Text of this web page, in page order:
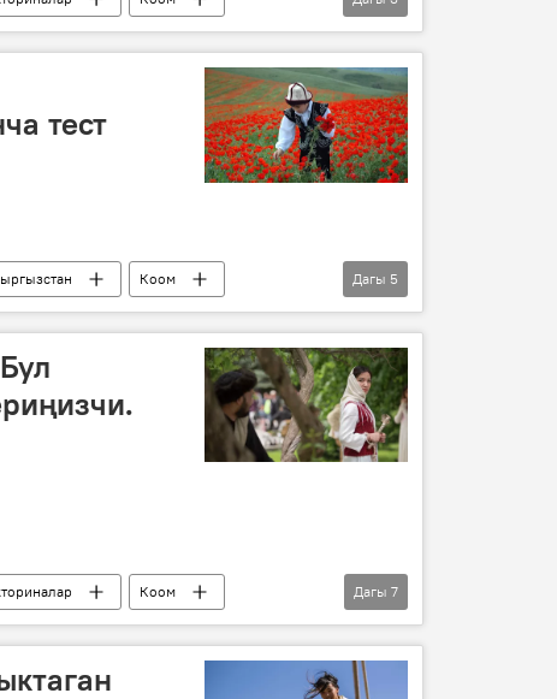
тест
Коом
бакыт акыл
Дагы 5
Коом
кыргыз тили
билим
Дагы 7